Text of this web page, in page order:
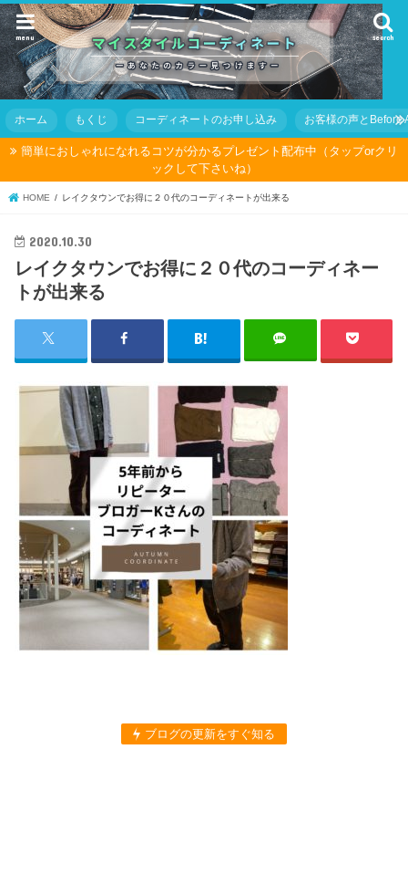
search
menu
ホーム もくじ コーディネートのお申し込み お客様の声とBefore
簡単におしゃれになれるコツが分かるプレゼント配布中（タップorクリ
ックして下さいね）
HOME レイクタウンでお得に２０代のコーディネートが出来る
2020.10.30
レイクタウンでお得に２０代のコーディネー
トが出来る
ブログの更新をすぐ知る